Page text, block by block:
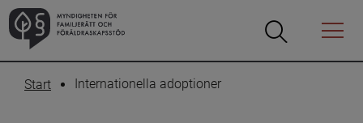
Öppna
Öppna
Menyn
Start Internationella adoptioner